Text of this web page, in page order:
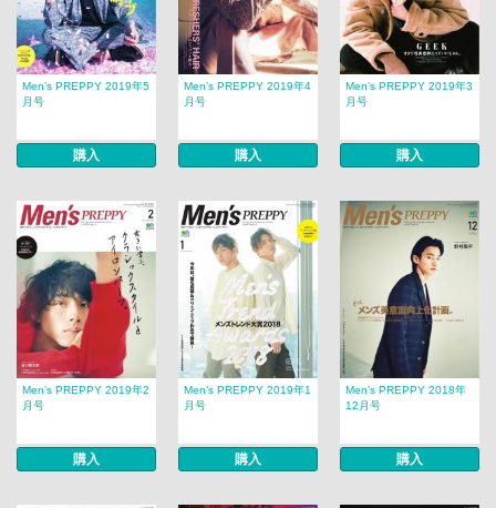
Men’s PREPPY 2019年5
月号
購入
Men’s PREPPY 2019年4
月号
購入
Men’s PREPPY 2019年3
月号
購入
Men’s PREPPY 2019年2
月号
購入
Men’s PREPPY 2019年1
月号
購入
Men’s PREPPY 2018年
12月号
購入